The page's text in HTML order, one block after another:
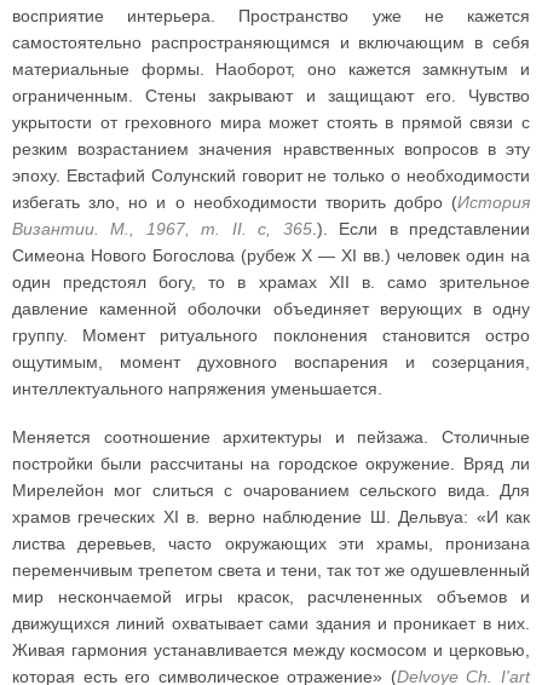
восприятие интерьера. Пространство уже не кажется
самостоятельно распространяющимся и включающим в себя
материальные формы. Наоборот, оно кажется замкнутым и
ограниченным. Стены закрывают и защищают его. Чувство
укрытости от греховного мира может стоять в прямой связи с
резким возрастанием значения нравственных вопросов в эту
эпоху. Евстафий Солунский говорит не только о необходимости
избегать зло, но и о необходимости творить добро (История
Византии. М., 1967, т. II. с, 365.). Если в представлении
Симеона Нового Богослова (рубеж X — XI вв.) человек один на
один предстоял богу, то в храмах XII в. само зрительное
давление каменной оболочки объединяет верующих в одну
группу. Момент ритуального поклонения становится остро
ощутимым, момент духовного воспарения и созерцания,
интеллектуального напряжения уменьшается.
Меняется соотношение архитектуры и пейзажа. Столичные
постройки были рассчитаны на городское окружение. Вряд ли
Мирелейон мог слиться с очарованием сельского вида. Для
храмов греческих XI в. верно наблюдение Ш. Дельвуа: «И как
листва деревьев, часто окружающих эти храмы, пронизана
переменчивым трепетом света и тени, так тот же одушевленный
мир нескончаемой игры красок, расчлененных объемов и
движущихся линий охватывает сами здания и проникает в них.
Живая гармония устанавливается между космосом и церковью,
которая есть его символическое отражение» (Delvoye Ch. I'art